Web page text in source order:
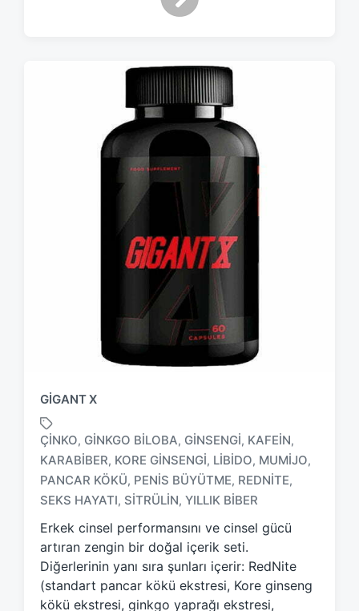
GIGANT X
a
g
g
d
w
i
t
ÇINKO, GINKGO BILOBA, GINSENGI, KAFEIN,
KARABIBER, KORE GINSENGI, LIBIDO, MUMIJO,
PANCAR KÖKÜ, PENIS BÜYÜTME, REDNITE,
SEKS HAYATI, SITRÜLIN, YILLIK BIBER
Erkek cinsel performansını ve cinsel gücü
artıran zengin bir doğal içerik seti.
Diğerlerinin yanı sıra şunları içerir: RedNite
(standart pancar kökü ekstresi, Kore ginseng
kökü ekstresi, ginkgo yaprağı ekstresi,